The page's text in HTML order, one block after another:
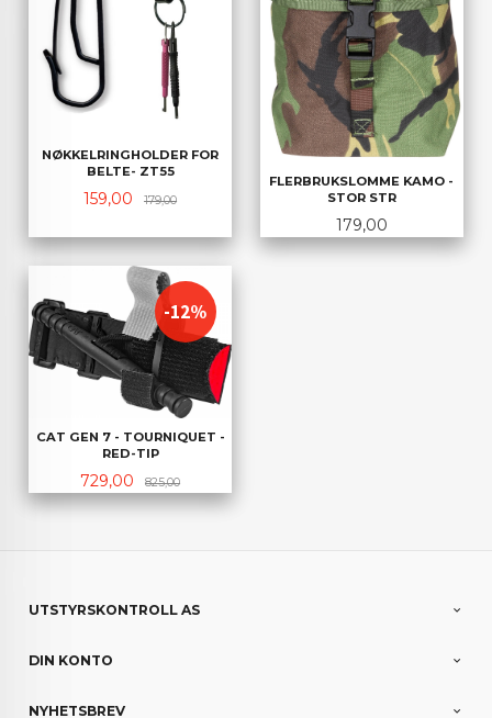
NØKKELRINGHOLDER FOR
BELTE- ZT55
Tilbud
159,00 179,00Rabatt
FLERBRUKSLOMME KAMO -
STOR STR
Pris
179,00
CAT GEN 7 - TOURNIQUET -
RED-TIP
Tilbud
729,00 825,00Rabatt
-12%
UTSTYRSKONTROLL AS
DIN KONTO
NYHETSBREV